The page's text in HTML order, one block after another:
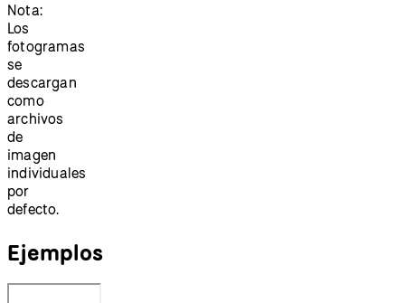
Nota:
Los
fotogramas
se
descargan
como
archivos
de
imagen
individuales
por
defecto.
Ejemplos